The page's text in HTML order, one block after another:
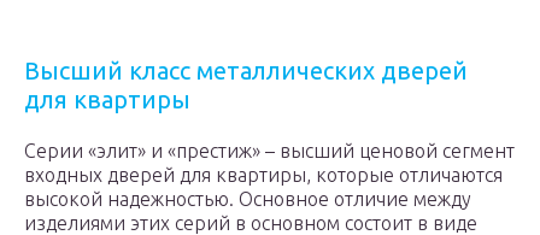
Высший класс металлических дверей
для квартиры
Серии «элит» и «престиж» – высший ценовой сегмент
входных дверей для квартиры, которые отличаются
высокой надежностью. Основное отличие между
изделиями этих серий в основном состоит в виде